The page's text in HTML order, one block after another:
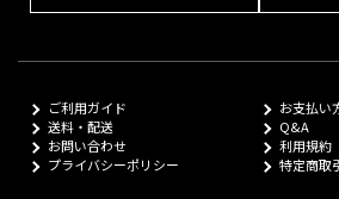
ご利用ガイド
お支払い
送料・配送
Q&A
お問い合わせ
利用規約
プライバシーポリシー
特定商取